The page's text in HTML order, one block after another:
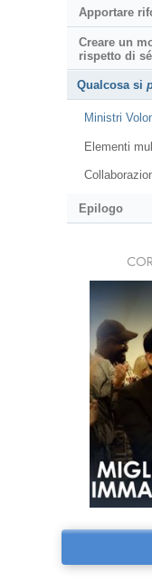
Apportare
Creare un
rispetto di sé
Qualcosa si
Ministri
Elementi
Epilogo